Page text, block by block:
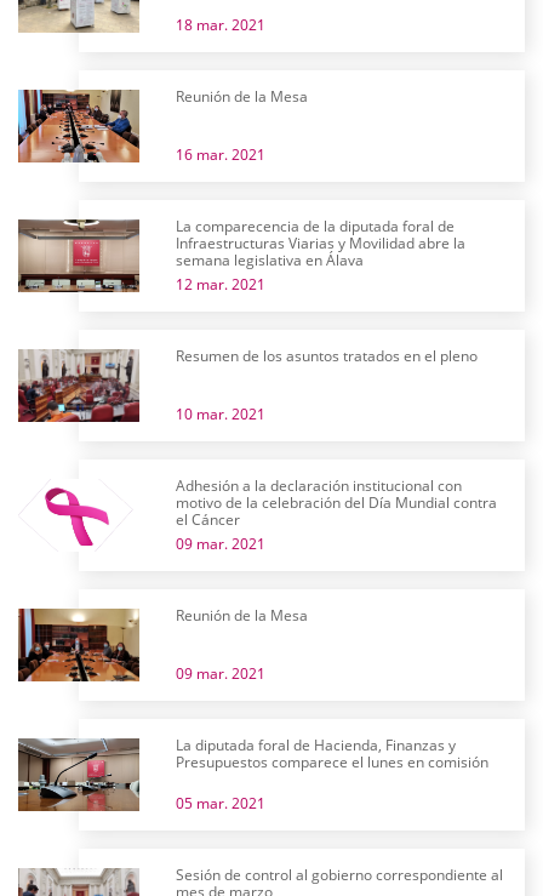
18 mar. 2021
Reunión de la Mesa
16 mar. 2021
La comparecencia de la diputada foral de
Infraestructuras Viarias y Movilidad abre la
semana legislativa en Álava
12 mar. 2021
Resumen de los asuntos tratados en el pleno
10 mar. 2021
Adhesión a la declaración institucional con
motivo de la celebración del Día Mundial contra
el Cáncer
09 mar. 2021
Reunión de la Mesa
09 mar. 2021
La diputada foral de Hacienda, Finanzas y
Presupuestos comparece el lunes en comisión
05 mar. 2021
Sesión de control al gobierno correspondiente al
mes de marzo